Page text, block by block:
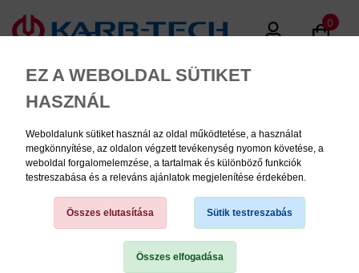
EZ A WEBOLDAL SÜTIKET
HASZNÁL
Weboldalunk sütiket használ az oldal működtetése, a használat
megkönnyítése, az oldalon végzett tevékenység nyomon követése, a
weboldal forgalomelemzése, a tartalmak és különböző funkciók
testreszabása és a releváns ajánlatok megjelenítése érdekében.
Összes elutasítása Sütik testreszabás
Összes elfogadása
0
MENU
Termékinformációk